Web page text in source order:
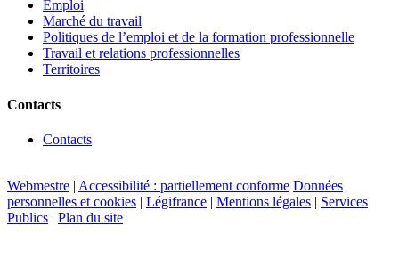
Emploi
Marché du travail
Politiques de l’emploi et de la formation professionnelle
Travail et relations professionnelles
Territoires
Contacts
Contacts
Webmestre | Accessibilité : partiellement conforme Données
personnelles et cookies | Légifrance | Mentions légales | Services
Publics | Plan du site